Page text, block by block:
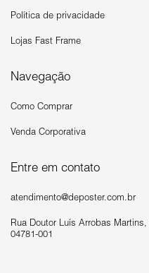
Política de privacidade
Lojas Fast Frame
Navegação
Como Comprar
Venda Corporativa
Entre em contato
atendimento@deposter.com.br
Rua Doutor Luís Arrobas
04781-001